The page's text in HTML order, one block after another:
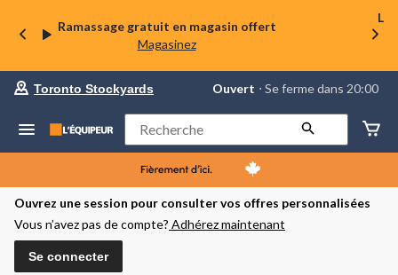
Ramassage gratuit en magasin offert
Magasinez
La
votre
préféré
Toronto
Stockyards,
courament
Ouvert,
Se
dans
Toronto Stockyards Ouvert ⋅ Se ferme dans 20:00
Rechercher
Ouvrez une session pour consulter vos offres personnalisées
Vous n’avez pas de compte? Adhérez maintenant
Se connecter